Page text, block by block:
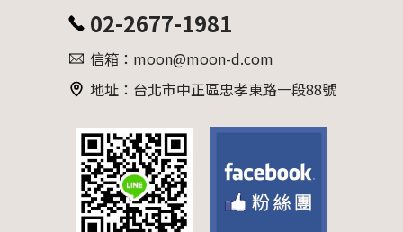
02-2677-1981
信箱：moon@moon-d.com
地址：台北市中正區忠孝東路一段88號